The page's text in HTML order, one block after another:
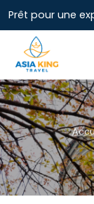
Prêt pour une